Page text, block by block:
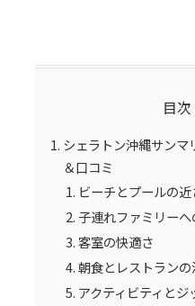
目次
シェラトン沖縄サン
＆口コミ
ビーチとプールの近
子連れファミリー
客室の快適さ
朝食とレストラン
アクティビティと